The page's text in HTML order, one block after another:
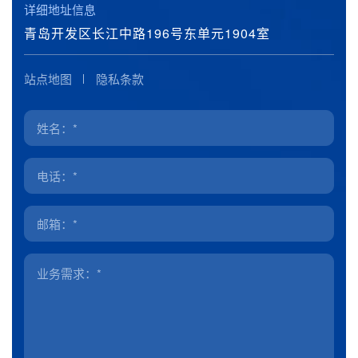
详细地址信息
青岛开发区长江中路196号东单元1904室
站点地图 隐私条款